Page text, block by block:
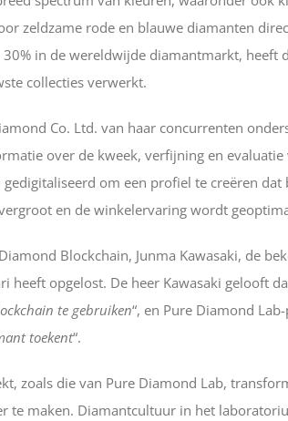
zeldzame rode en blauwe diamanten
in de wereldwijde diamantmarkt, heeft
collecties verwerkt.
Co. Ltd. van haar concurrenten
over de kweek, verfijning en
om een profiel te creëren dat
en de winkelervaring wordt
Blockchain, Junma Kawasaki, de
heeft opgelost. De heer Kawasaki gelooft
te gebruiken“, en Pure Diamond
toekent“.
zoals die van Pure Diamond Lab,
te maken. Diamantcultuur in het